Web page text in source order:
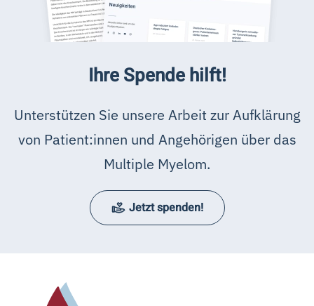
Ihre Spende hilft!
Unterstützen Sie unsere Arbeit zur Aufklärung
von Patient:innen und Angehörigen über das
Multiple Myelom.
Jetzt spenden!